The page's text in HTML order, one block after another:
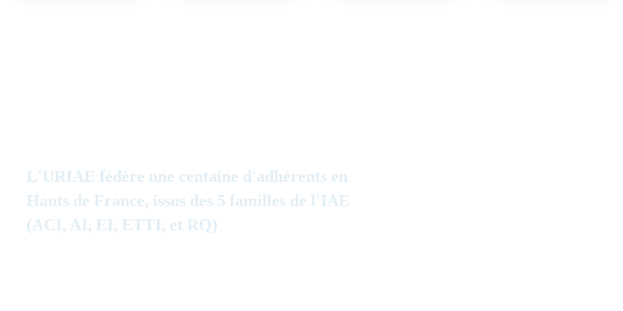
L'URIAE fédère une centaine d'adhérents en
Hauts de France, issus des 5 familles de l'IAE
(ACI, AI, EI, ETTI, et RQ)